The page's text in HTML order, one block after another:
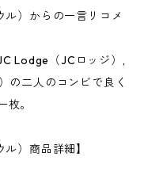
ル）からの一言リコメ
Lodge（JCロッジ）,
の二人のコンビで良く
。
）商品詳細】